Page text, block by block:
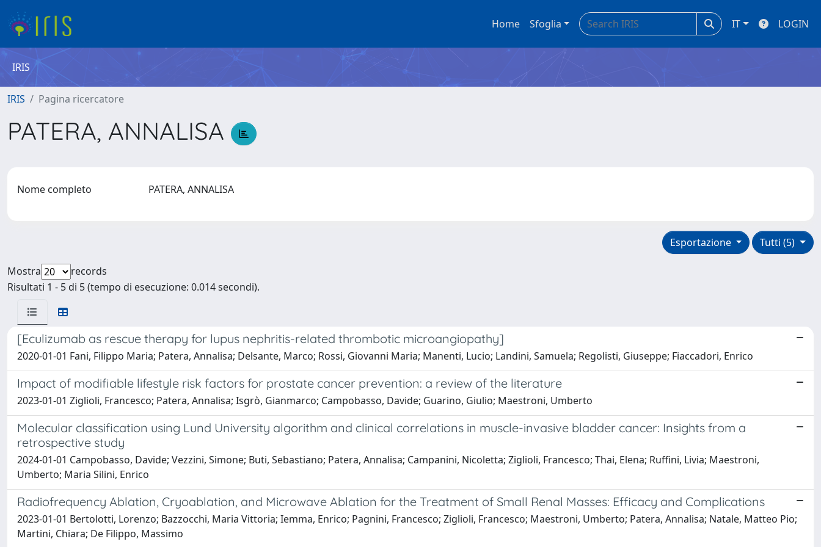
Home Sfoglia IT LOGIN
IRIS
IRIS Pagina ricercatore
PATERA, ANNALISA
Nome completo PATERA, ANNALISA
Tutti (5)
Esportazione
Mostra
records
Risultati 1 - 5 di 5 (tempo di esecuzione: 0.014 secondi).
[Eculizumab as rescue therapy for lupus nephritis-related thrombotic microangiopathy]
2020-01-01 Fani, Filippo Maria; Patera, Annalisa; Delsante, Marco; Rossi, Giovanni Maria; Manenti, Lucio; Landini, Samuela; Regolisti, Giuseppe; Fiaccadori, Enrico
Impact of modifiable lifestyle risk factors for prostate cancer prevention: a review of the literature
2023-01-01 Ziglioli, Francesco; Patera, Annalisa; Isgrò, Gianmarco; Campobasso, Davide; Guarino, Giulio; Maestroni, Umberto
Molecular classification using Lund University algorithm and clinical correlations in muscle-invasive bladder cancer: Insights from a
retrospective study
2024-01-01 Campobasso, Davide; Vezzini, Simone; Buti, Sebastiano; Patera, Annalisa; Campanini, Nicoletta; Ziglioli, Francesco; Thai, Elena; Ruffini, Livia; Maestroni,
Umberto; Maria Silini, Enrico
Radiofrequency Ablation, Cryoablation, and Microwave Ablation for the Treatment of Small Renal Masses: Efficacy and Complications
2023-01-01 Bertolotti, Lorenzo; Bazzocchi, Maria Vittoria; Iemma, Enrico; Pagnini, Francesco; Ziglioli, Francesco; Maestroni, Umberto; Patera, Annalisa; Natale, Matteo Pio;
Martini, Chiara; De Filippo, Massimo